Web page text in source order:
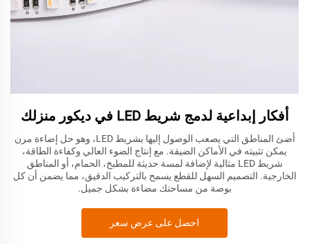
أفكار إبداعية لدمج شريط LED في ديكور منزلك
أضئ المناطق التي يصعب الوصول إليها بشريط LED، وهو حل إضاءة مرن
يمكن تثبيته في الأماكن الضيقة. مع إنتاج الضوء العالي وكفاءة الطاقة،
شريط LED مثالية لإضافة لمسة حديثة للمطبخ، الحمام، أو المناطق
الخارجية. التصميم السهل للقطع يسمح بالتركيب الدقيق، مما يضمن أن كل
بوصة من مساحتك مضاءة بشكل جميل.
احصل على عرض سعر